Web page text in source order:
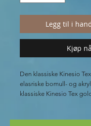
Legg til i
Kjøp nå
Den klassiske Kinesio
elasriske bomull- og
klassiske Kinesio Tex